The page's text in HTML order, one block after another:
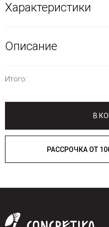
Характеристики
Описание
Итого:
В